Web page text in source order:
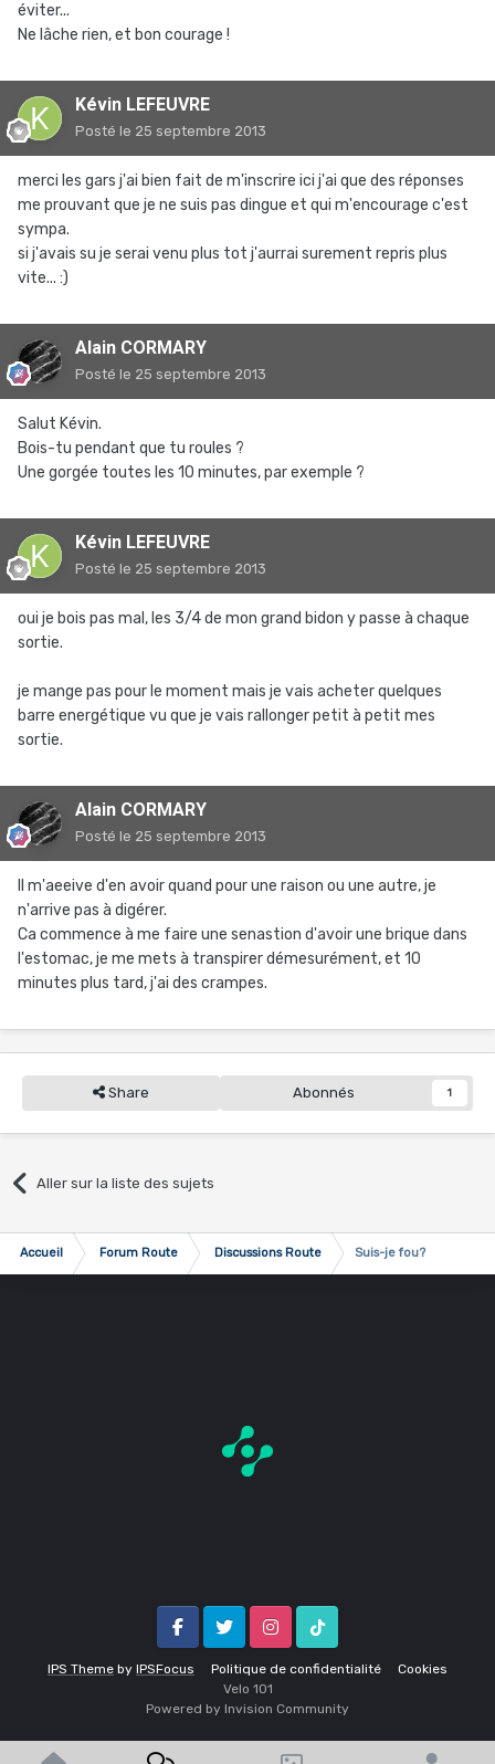
éviter...
Ne lâche rien, et bon courage !
Kévin LEFEUVRE
Posté le 25 septembre 2013
merci les gars j'ai bien fait de m'inscrire ici j'ai que des réponses
me prouvant que je ne suis pas dingue et qui m'encourage c'est
sympa.
si j'avais su je serai venu plus tot j'aurrai surement repris plus
vite... :)
Alain CORMARY
Posté le 25 septembre 2013
Salut Kévin.
Bois-tu pendant que tu roules ?
Une gorgée toutes les 10 minutes, par exemple ?
Kévin LEFEUVRE
Posté le 25 septembre 2013
oui je bois pas mal, les 3/4 de mon grand bidon y passe à chaque
sortie.
je mange pas pour le moment mais je vais acheter quelques
barre energétique vu que je vais rallonger petit à petit mes
sortie.
Alain CORMARY
Posté le 25 septembre 2013
Il m'aeeive d'en avoir quand pour une raison ou une autre, je
n'arrive pas à digérer.
Ca commence à me faire une senastion d'avoir une brique dans
l'estomac, je me mets à transpirer démesurément, et 10
minutes plus tard, j'ai des crampes.
Share Abonnés 1
Aller sur la liste des sujets
Accueil Forum Route Discussions Route Suis-je fou?
IPS Theme by IPSFocus Politique de confidentialité Cookies
FacebookTwitter InstagramTik Tok
Velo 1O1
Powered by Invision Community